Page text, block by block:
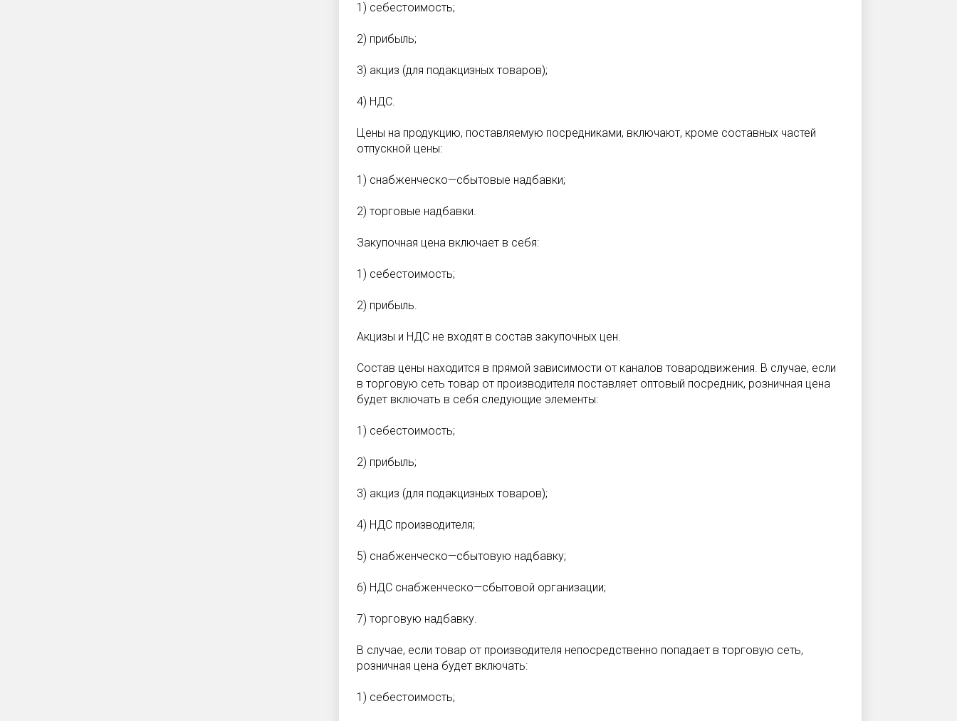
1) себестоимость;
2) прибыль;
3) акциз (для подакцизных товаров);
4) НДС.
Цены на продукцию, поставляемую посредниками, включают, кроме составных частей
отпускной цены:
1) снабженческо—сбытовые надбавки;
2) торговые надбавки.
Закупочная цена включает в себя:
1) себестоимость;
2) прибыль.
Акцизы и НДС не входят в состав закупочных цен.
Состав цены находится в прямой зависимости от каналов товародвижения. В случае, если
в торговую сеть товар от производителя поставляет оптовый посредник, розничная цена
будет включать в себя следующие элементы:
1) себестоимость;
2) прибыль;
3) акциз (для подакцизных товаров);
4) НДС производителя;
5) снабженческо—сбытовую надбавку;
6) НДС снабженческо—сбытовой организации;
7) торговую надбавку.
В случае, если товар от производителя непосредственно попадает в торговую сеть,
розничная цена будет включать:
1) себестоимость;